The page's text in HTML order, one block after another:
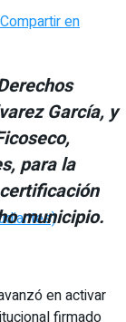
Compartir en
García, y
para la
municipio.
en activar
firmado